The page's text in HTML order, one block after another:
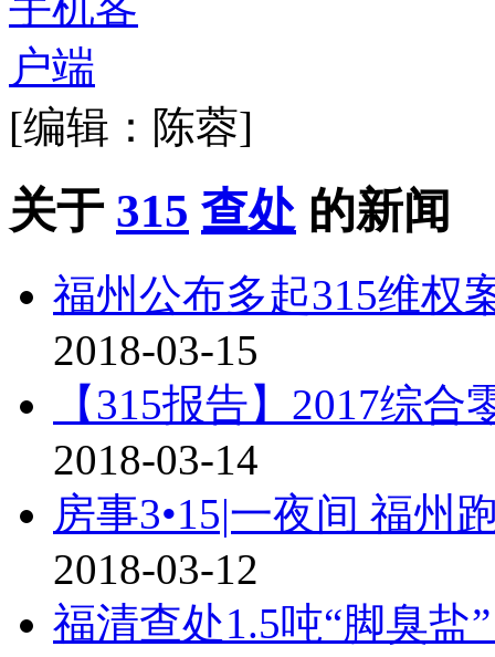
[编辑：陈蓉]
关于 315 查处 的新闻
福州公布多起315维权
2018-03-15
【315报告】2017综
2018-03-14
房事3•15|一夜间 福州
2018-03-12
福清查处1.5吨“脚臭盐